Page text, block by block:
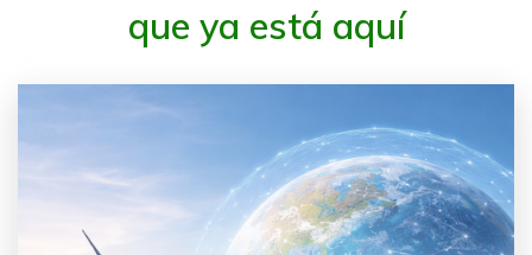
que ya está aquí